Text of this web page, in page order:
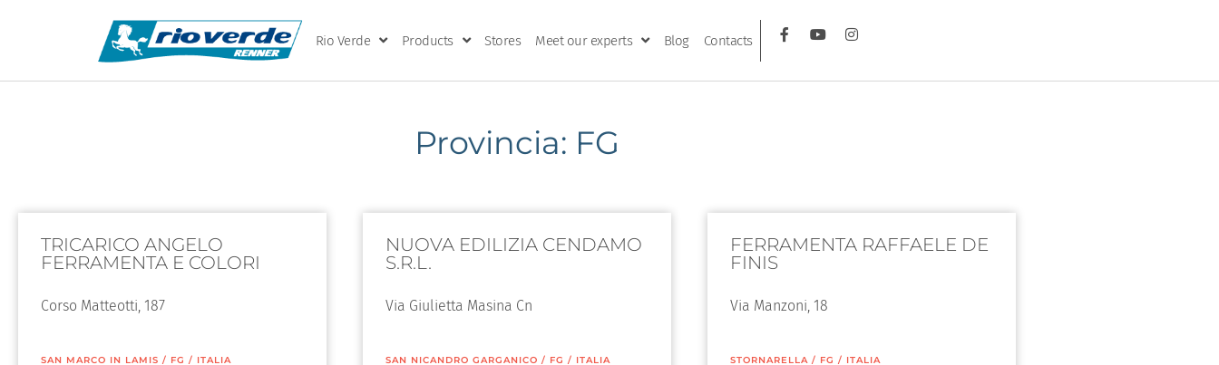
Rio Verde Products Stores Meet our experts Blog Contacts
Provincia: FG
TRICARICO ANGELO
FERRAMENTA E COLORI
Corso Matteotti, 187
SAN MARCO IN LAMIS / FG / ITALIA
NUOVA EDILIZIA CENDAMO
S.R.L.
Via Giulietta Masina Cn
SAN NICANDRO GARGANICO / FG / ITALIA
FERRAMENTA RAFFAELE DE
FINIS
Via Manzoni, 18
STORNARELLA / FG / ITALIA